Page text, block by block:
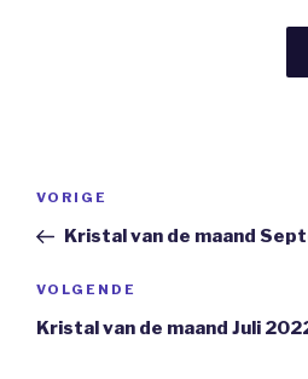
Vorig
bericht
VORIGE
Kristal van de maand
Volgend
Bericht
VOLGENDE
Kristal van de maand Juli